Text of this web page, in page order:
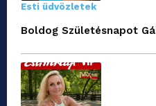
Esti üdvözletek
Boldog Születésnapot